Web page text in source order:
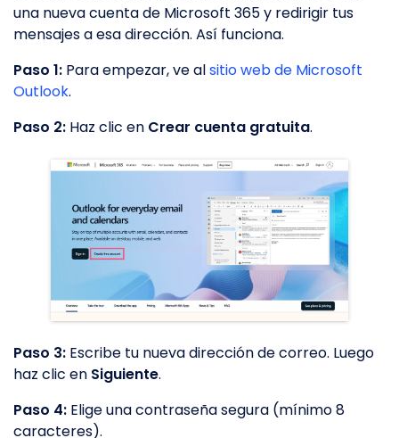
una nueva cuenta de Microsoft 365 y redirigir tus
mensajes a esa dirección. Así funciona.
Paso 1: Para empezar, ve alsitio web de Microsoft
Outlook.
Paso 2: Haz clic en Crear cuenta gratuita.
Paso 3: Escribe tu nueva dirección de correo. Luego
haz clic en Siguiente.
Paso 4: Elige una contraseña segura (mínimo 8
caracteres).